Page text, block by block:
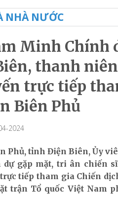
NHÀ NƯỚC
Minh Chính
thanh
trực tiếp
Biên Phủ
2024
Phủ, tỉnh Điện Biên, Ủy
gặp mặt, tri ân chiến
tiếp tham gia Chiến
trận Tổ quốc Việt Nam